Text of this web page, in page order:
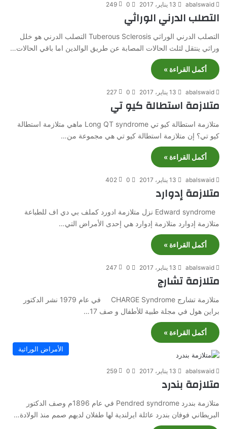
abalswaid 13 يناير، 2017 0
249
التصلب الدرني الوراثي
التصلب الدرني الوراثي Tuberous Sclerosis التصلب الدرني هو خلل
وراثي ينتقل لثلث الحالات المصابة عن طريق الوالدين اما باقي الحالات…
أكمل القراءة »
abalswaid 13 يناير، 2017 0
227
متلازمة استطالة كيو تي
متلازمة استطالة كيو تي Long QT syndrome ماهي متلازمة استطالة
كيو تي؟ إن متلازمة استطالة كيو تي هي مجموعة من…
أكمل القراءة »
abalswaid 13 يناير، 2017 0
402
متلازمة إدوارد
Edward syndrome نزل متلازمة ادورد كملف بي دي اف للطباعة
متلازمة إدوارد متلازمة إدوارد هي إحدى الأمراض التي…
أكمل القراءة »
abalswaid 13 يناير، 2017 0
247
متلازمة تشارج
متلازمة تشارج CHARGE Syndrome في عام 1979 نشر الدكتور
براين هول في مجلة طبية للأطفال و صف 17…
أكمل القراءة »
الأمراض الوراثية
abalswaid 13 يناير، 2017 0
259
متلازمة بندرد
متلازمة بندرد Pendred syndrome في عام 1896م وصف الدكتور
البريطاني فوفان بندرد عائلة ايرلندية لها طفلان لديهم صمم منذ الولادة…